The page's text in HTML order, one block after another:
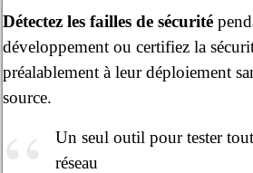
Détectez les failles de sécurité
développement ou certifiez la
préalablement à leur déploiement
source.
Un seul outil pour tester
réseau